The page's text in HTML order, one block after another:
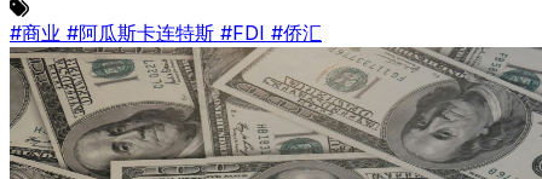
#商业 #阿瓜斯卡连特斯 #FDI #侨汇